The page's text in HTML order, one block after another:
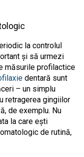
la controlul
și să urmezi
măsurile profilactice
dentară sunt
– un simplu
retragerea gingiilor
de exemplu. Nu
la care ești
de rutină,